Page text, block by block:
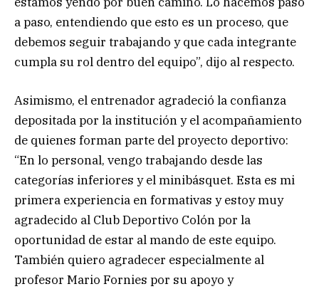
a paso, entendiendo que esto es un proceso, que
debemos seguir trabajando y que cada integrante
cumpla su rol dentro del equipo”, dijo al respecto.
Asimismo, el entrenador agradeció la confianza
depositada por la institución y el acompañamiento
de quienes forman parte del proyecto deportivo:
“En lo personal, vengo trabajando desde las
categorías inferiores y el minibásquet. Esta es mi
primera experiencia en formativas y estoy muy
agradecido al Club Deportivo Colón por la
oportunidad de estar al mando de este equipo.
También quiero agradecer especialmente al
profesor Mario Fornies por su apoyo y